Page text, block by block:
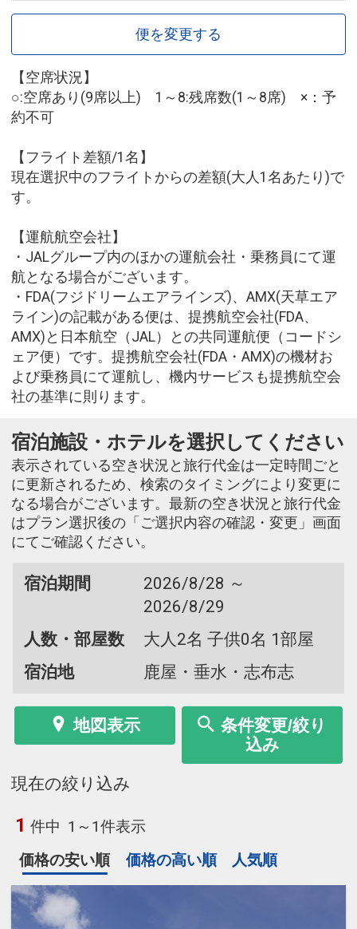
便を変更する
【空席状況】
○:空席あり(9席以上) 1～8:残席数(1～8席) ×：予
約不可
【フライト差額/1名】
現在選択中のフライトからの差額(大人1名あたり)で
す。
【運航航空会社】
・JALグループ内のほかの運航会社・乗務員にて運
航となる場合がございます。
・FDA(フジドリームエアラインズ)、AMX(天草エア
ライン)の記載がある便は、提携航空会社(FDA、
AMX)と日本航空（JAL）との共同運航便（コードシ
ェア便）です。提携航空会社(FDA・AMX)の機材お
よび乗務員にて運航し、機内サービスも提携航空会
社の基準に則ります。
宿泊施設・ホテルを選択してください
表示されている空き状況と旅行代金は一定時間ごと
に更新されるため、検索のタイミングにより変更に
なる場合がございます。最新の空き状況と旅行代金
はプラン選択後の「ご選択内容の確認・変更」画面
にてご確認ください。
宿泊期間
2026/8/28 ～
2026/8/29
人数・部屋数
大人2名 子供0名 1部屋
宿泊地
鹿屋・垂水・志布志
地図表示
条件変更/絞り
込み
現在の絞り込み
1 件中 1～1件表示
価格の安い順
価格の高い順 人気順